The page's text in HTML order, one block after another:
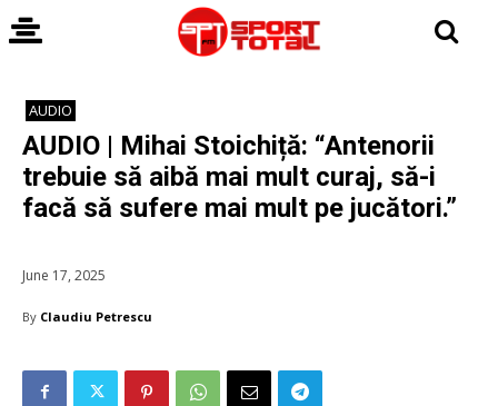
AUDIO
AUDIO | Mihai Stoichiță: “Antenorii
trebuie să aibă mai mult curaj, să-i
facă să sufere mai mult pe jucători.”
June 17, 2025
By Claudiu Petrescu